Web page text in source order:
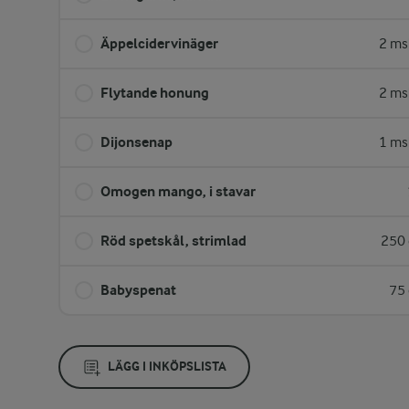
Äppelcidervinäger 2
Flytande honung 2
Dijonsenap 1
Omogen mango, i stavar
Röd spetskål, strimlad 250
Babyspenat 75
LÄGG I INKÖPSLISTA